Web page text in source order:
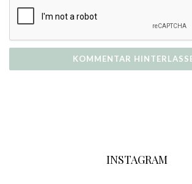
INSTAGRAM